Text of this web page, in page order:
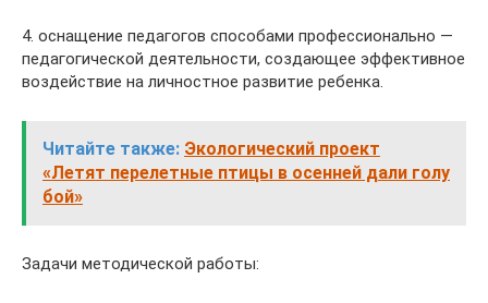
4. оснащение педагогов способами профессионально —
педагогической деятельности, создающее эффективное
воздействие на личностное развитие ребенка.
Читайте также: Экологический проект
«Летят перелетные птицы в осенней дали голу
бой»
Задачи методической работы: